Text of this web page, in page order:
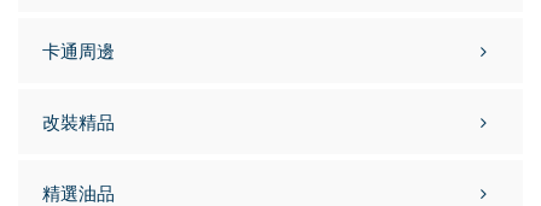
卡通周邊
改裝精品
精選油品